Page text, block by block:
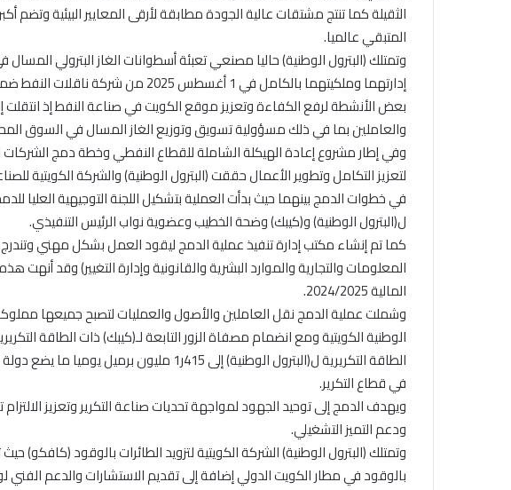
الثقيلة كما تنتج مشتقات عالية الجودة مطابقة لأرقى المعايير البيئية وتضم
المتبقي عالميا.
وتمتلك (البترول الوطنية) حاليا مصنعي تعبئة أسطوانات الغاز البترولي
إدارتهما وملكيتهما بالكامل في 1 أغسطس
بعض الأنشطة لرفع الكفاءة وتعزيز موقع الكويت في صناعة النفط إذ انتقلت
والعاملين بما في ذلك مسؤولية تسويق وتوزيع الغاز المسال في السوق
وفي إطار مشروع إعادة الهيكلة الشاملة للقطاع النفطي وخطة دمج الشركات
لتعزيز التكامل وتطوير الأعمال حققت (البترول الوطنية) والشركة الكويتية
في خطوات الدمج بينهما حيث بدأت العملية بتشكيل اللجنة التوجيهية العليا
ل(البترول الوطنية) و(كيبك) وضحة الخطيب وعضوية نواب الرئيس التنفيذي.
كما تم إنشاء مكتب إدارة تنفيذ عملية الدمج ليقود العمل بشكل مهني
المعلومات والتجارية والموارد البشرية والقانونية وإدارة التغيير) وقد
المالية 2024/2025.
وشملت عملية الدمج نقل العاملين والأصول والعمليات لتصبح جميعها
الطاقة التكريرية ل(البترول الوطنية) إلى 415ر1
في قطاع التكرير.
ويهدف الدمج إلى توحيد الجهود لمواجهة تحديات صناعة التكرير وتعزيز
ودعم التميز التشغيلي.
وتمتلك (البترول الوطنية) الشركة الكويتية لتزويد الطائرات بالوقود (كافكو)
بالوقود في مطار الكويت الدولي إضافة إلى تقديم الاستشارات والدعم الفني